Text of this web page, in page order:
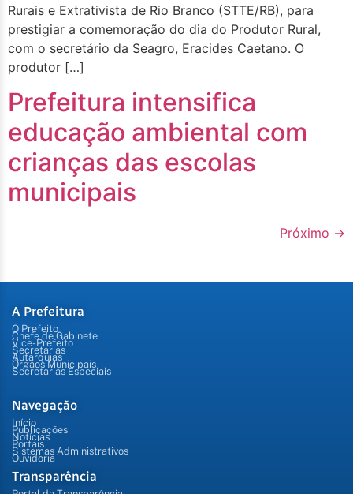
Rurais e Extrativista de Rio Branco (STTE/RB), para
prestigiar a comemoração do dia do Produtor Rural,
com o secretário da Seagro, Eracides Caetano. O
produtor […]
Prefeitura intensifica
educação ambiental com
crianças das escolas
municipais
Próximo →
A Prefeitura
O Prefeito
Chefe de Gabinete
Vice-Prefeito
Secretarias
Autarquias
Órgãos Municipais
Secretarias Especiais
Navegação
Início
Publicações
Notícias
Portais
Sistemas Administrativos
Ouvidoria
Transparência